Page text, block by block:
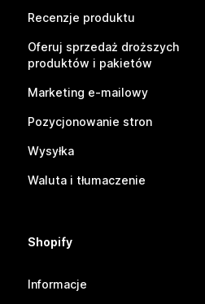
Recenzje produktu
Oferuj sprzedaż droższych
produktów i pakietów
Marketing e-mailowy
Pozycjonowanie stron
Wysyłka
Waluta i tłumaczenie
Shopify
Informacje